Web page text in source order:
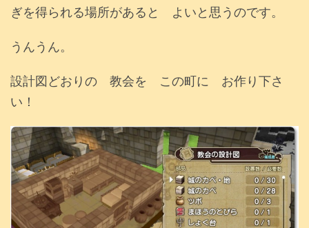
ぎを得られる場所があると よいと思うのです。
うんうん。
設計図どおりの 教会を この町に お作り下さ
い！